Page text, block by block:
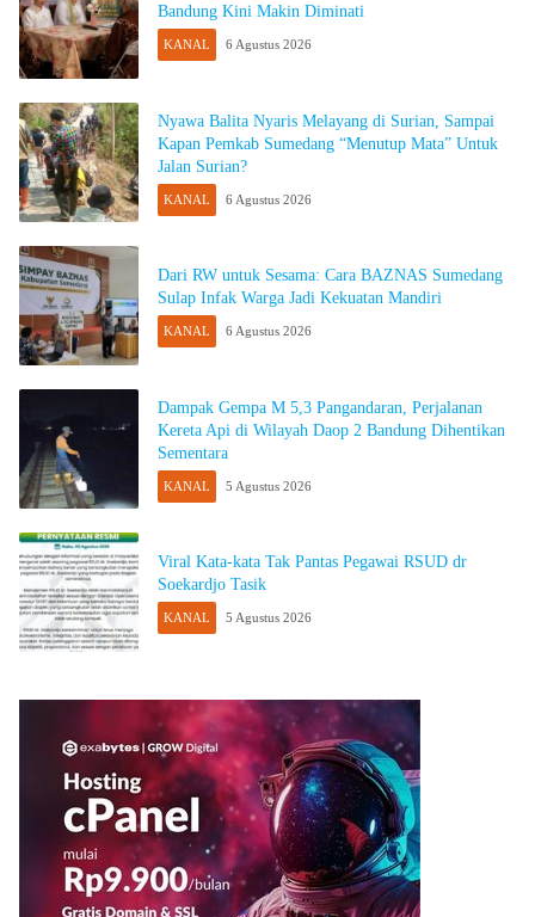
Bandung Kini Makin Diminati
KANAL 6 Agustus 2026
Nyawa Balita Nyaris Melayang di Surian, Sampai
Kapan Pemkab Sumedang “Menutup Mata” Untuk
Jalan Surian?
KANAL 6 Agustus 2026
Dari RW untuk Sesama: Cara BAZNAS Sumedang
Sulap Infak Warga Jadi Kekuatan Mandiri
KANAL 6 Agustus 2026
Dampak Gempa M 5,3 Pangandaran, Perjalanan
Kereta Api di Wilayah Daop 2 Bandung Dihentikan
Sementara
KANAL 5 Agustus 2026
Viral Kata-kata Tak Pantas Pegawai RSUD dr
Soekardjo Tasik
KANAL 5 Agustus 2026